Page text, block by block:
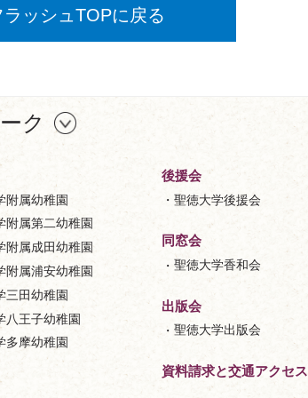
ッシュTOPに戻る
ク
附属幼稚園
附属第二幼稚園
附属成田幼稚園
附属浦安幼稚園
三田幼稚園
八王子幼稚園
多摩幼稚園
後援会
聖徳大学後援会
同窓会
聖徳大学香和会
出版会
聖徳大学出版会
資料請求と交通アクセス